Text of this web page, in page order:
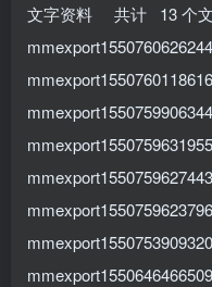
文字资料 共计 13 个